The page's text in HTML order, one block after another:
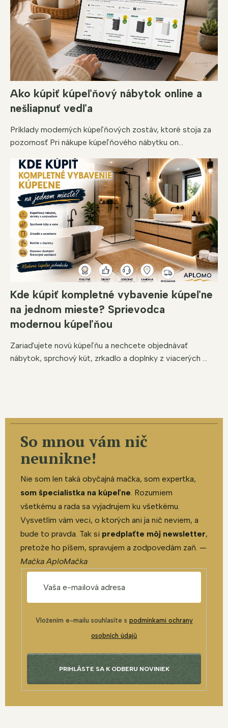
y
v
ý
p
i
s
u
Ako kúpiť kúpeľňový nábytok online a
nešliapnuť vedľa
Príklady moderných kúpeľňových zostáv, ktoré stoja za
pozornosť Pri nákupe kúpeľňového nábytku on...
Kde kúpiť kompletné vybavenie kúpeľne
na jednom mieste? Sprievodca
modernou kúpeľňou
Zariaďujete novú kúpeľňu a nechcete objednávať
nábytok, sprchový kút, zrkadlo a doplnky z viacerých ...
So mnou vám nič
neunikne!
Nie som len taká obyčajná mačka, som expertka,
som špecialistka na kúpeľne. Rozumiem
všetkému a rada sa vyjadrujem ku všetkému.
Vysvetlím vám veci, o ktorých ani ja nič neviem, a
bude to pravda. Tak si predplaťte môj newsletter,
pretože ho píšem, spravujem a zodpovedám zaň. —
Mačka AploMačka
Vložením e-mailu souhlasíte s podmínkami ochrany
osobních údajů
PRIHLÁSTE SA K ODBERU NOVINIEK